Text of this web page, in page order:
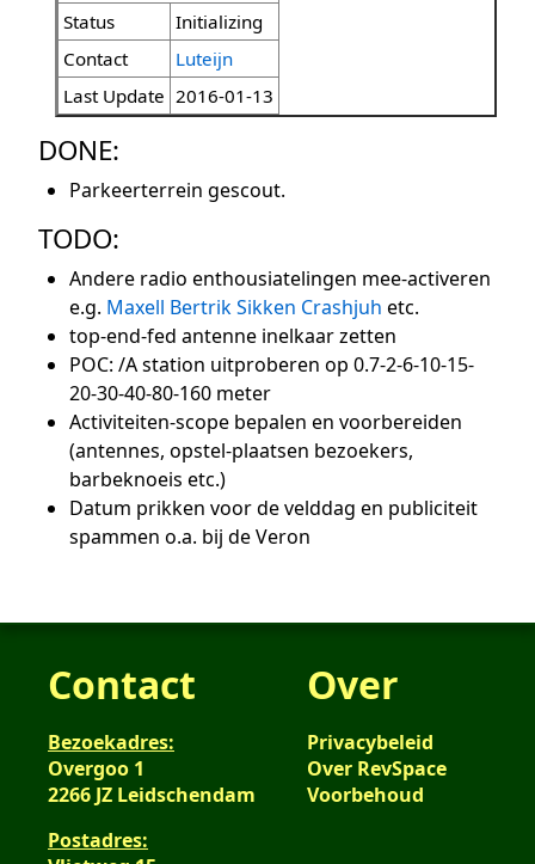
Status
Initializing
Contact
Luteijn
Last Update 2016-01-13
DONE:
Parkeerterrein gescout.
TODO:
Andere radio enthousiatelingen mee-activeren
e.g. Maxell Bertrik Sikken Crashjuh etc.
top-end-fed antenne inelkaar zetten
POC: /A station uitproberen op 0.7-2-6-10-15-
20-30-40-80-160 meter
Activiteiten-scope bepalen en voorbereiden
(antennes, opstel-plaatsen bezoekers,
barbeknoeis etc.)
Datum prikken voor de velddag en publiciteit
spammen o.a. bij de Veron
Contact
Bezoekadres:
Overgoo 1
2266 JZ Leidschendam
Postadres:
Over
Privacybeleid
Over RevSpace
Voorbehoud